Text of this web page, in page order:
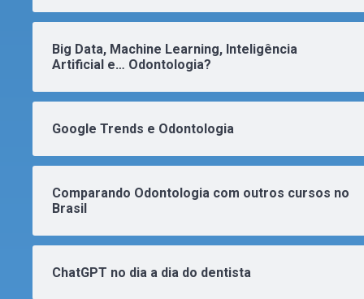
Big Data, Machine Learning, Inteligência
Artificial e… Odontologia?
Google Trends e Odontologia
Comparando Odontologia com outros cursos no
Brasil
ChatGPT no dia a dia do dentista